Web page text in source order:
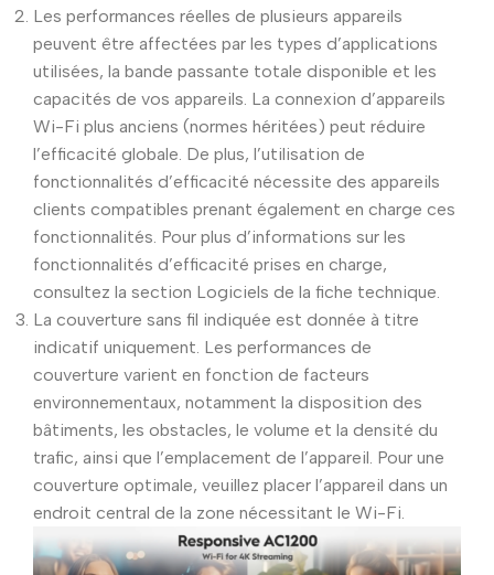
Les performances réelles de plusieurs appareils
peuvent être affectées par les types d’applications
utilisées, la bande passante totale disponible et les
capacités de vos appareils. La connexion d’appareils
Wi-Fi plus anciens (normes héritées) peut réduire
l’efficacité globale. De plus, l’utilisation de
fonctionnalités d’efficacité nécessite des appareils
clients compatibles prenant également en charge ces
fonctionnalités. Pour plus d’informations sur les
fonctionnalités d’efficacité prises en charge,
consultez la section Logiciels de la fiche technique.
La couverture sans fil indiquée est donnée à titre
indicatif uniquement. Les performances de
couverture varient en fonction de facteurs
environnementaux, notamment la disposition des
bâtiments, les obstacles, le volume et la densité du
trafic, ainsi que l’emplacement de l’appareil. Pour une
couverture optimale, veuillez placer l’appareil dans un
endroit central de la zone nécessitant le Wi-Fi.